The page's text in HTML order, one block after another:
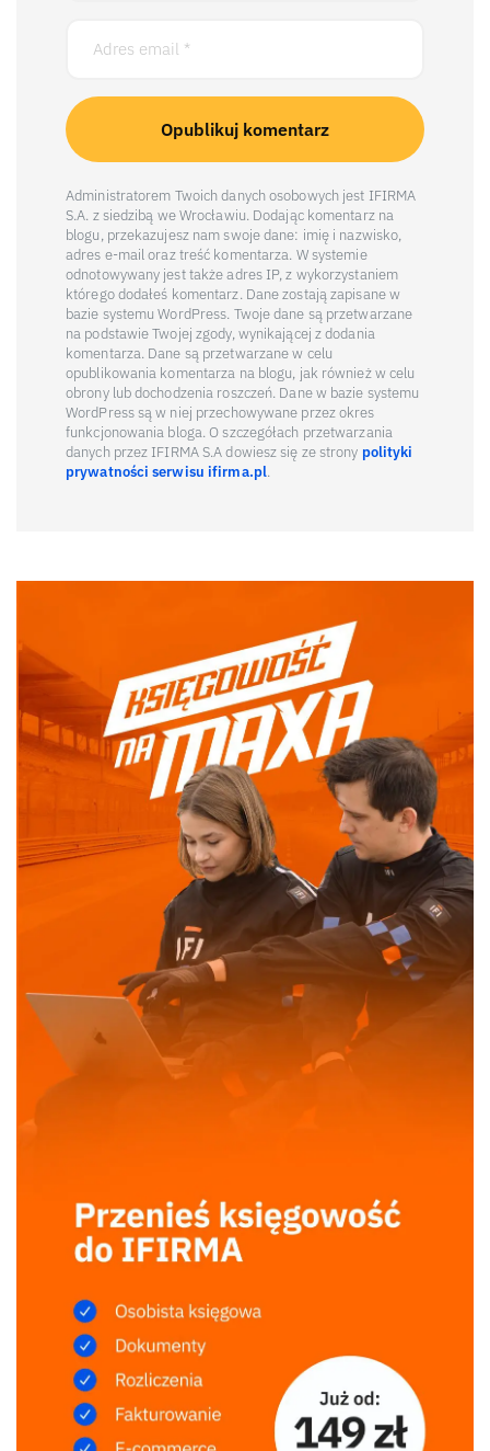
Administratorem Twoich danych osobowych jest IFIRMA
S.A. z siedzibą we Wrocławiu. Dodając komentarz na
blogu, przekazujesz nam swoje dane: imię i nazwisko,
adres e-mail oraz treść komentarza. W systemie
odnotowywany jest także adres IP, z wykorzystaniem
którego dodałeś komentarz. Dane zostają zapisane w
bazie systemu WordPress. Twoje dane są przetwarzane
na podstawie Twojej zgody, wynikającej z dodania
komentarza. Dane są przetwarzane w celu
opublikowania komentarza na blogu, jak również w celu
obrony lub dochodzenia roszczeń. Dane w bazie systemu
WordPress są w niej przechowywane przez okres
funkcjonowania bloga. O szczegółach przetwarzania
danych przez IFIRMA S.A dowiesz się ze strony polityki
prywatności serwisu ifirma.pl.